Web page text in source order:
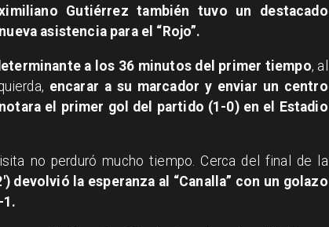
Gutiérrez también tuvo un destacado
asistencia para el “Rojo”.
a los 36 minutos del primer tiempo, al
encarar a su marcador y enviar un centro
el primer gol del partido (1-0) en el Estadio
no perduró mucho tiempo. Cerca del final de la
devolvió la esperanza al “Canalla” con un golazo
1.